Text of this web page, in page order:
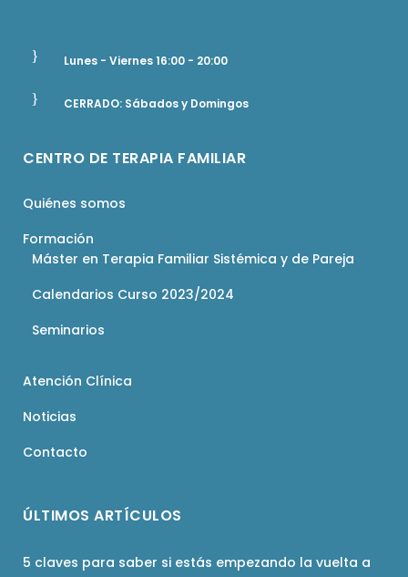
Lunes - Viernes 16:00 - 20:00
CERRADO: Sábados y Domingos
CENTRO DE TERAPIA FAMILIAR
Quiénes somos
Formación
Máster en Terapia Familiar Sistémica y de Pareja
Calendarios Curso 2023/2024
Seminarios
Atención Clínica
Noticias
Contacto
ÚLTIMOS ARTÍCULOS
5 claves para saber si estás empezando la vuelta a